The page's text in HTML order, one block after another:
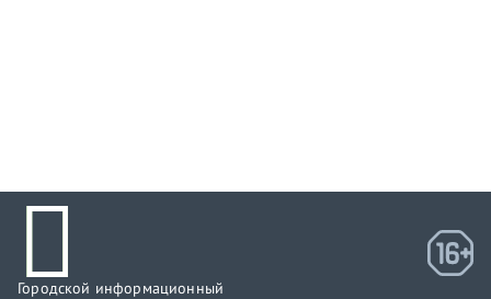
Городской информационный